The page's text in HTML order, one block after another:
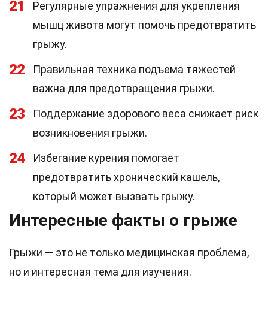
21
Регулярные упражнения для укрепления
мышц живота могут помочь предотвратить
грыжу.
22
Правильная техника подъема тяжестей
важна для предотвращения грыжи.
23
Поддержание здорового веса снижает риск
возникновения грыжи.
24
Избегание курения помогает
предотвратить хронический кашель,
который может вызвать грыжу.
Интересные факты о грыже
Грыжи — это не только медицинская проблема,
но и интересная тема для изучения.